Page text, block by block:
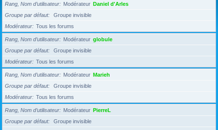
Rang, Nom d’utilisateur Modérateur Daniel d'Arles
Groupe par défaut
Groupe invisible
Modérateur
Tous les forums
Rang, Nom d’utilisateur Modérateur globule
Groupe par défaut
Groupe invisible
Modérateur
Tous les forums
Rang, Nom d’utilisateur Modérateur Marieh
Groupe par défaut
Groupe invisible
Modérateur
Tous les forums
Rang, Nom d’utilisateur Modérateur PierreL
Groupe par défaut
Groupe invisible